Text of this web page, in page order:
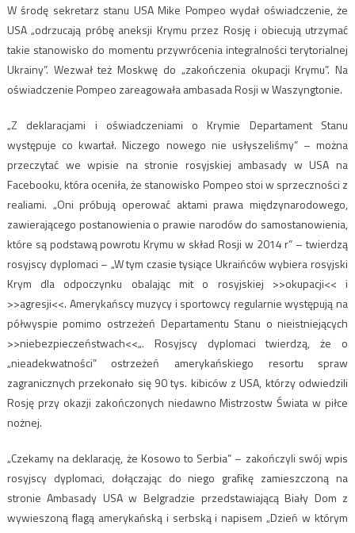
W środę sekretarz stanu USA Mike Pompeo wydał oświadczenie, że
USA „odrzucają próbę aneksji Krymu przez Rosję i obiecują utrzymać
takie stanowisko do momentu przywrócenia integralności terytorialnej
Ukrainy”. Wezwał też Moskwę do „zakończenia okupacji Krymu”. Na
oświadczenie Pompeo zareagowała ambasada Rosji w Waszyngtonie.
„Z deklaracjami i oświadczeniami o Krymie Departament Stanu
występuje co kwartał. Niczego nowego nie usłyszeliśmy” – można
przeczytać we wpisie na stronie rosyjskiej ambasady w USA na
Facebooku, która oceniła, że stanowisko Pompeo stoi w sprzeczności z
realiami. „Oni próbują operować aktami prawa międzynarodowego,
zawierającego postanowienia o prawie narodów do samostanowienia,
które są podstawą powrotu Krymu w skład Rosji w 2014 r” – twierdzą
rosyjscy dyplomaci – „W tym czasie tysiące Ukraińców wybiera rosyjski
Krym dla odpoczynku obalając mit o rosyjskiej >>okupacji<< i
>>agresji<<. Amerykańscy muzycy i sportowcy regularnie występują na
półwyspie pomimo ostrzeżeń Departamentu Stanu o nieistniejących
>>niebezpieczeństwach<<„. Rosyjscy dyplomaci twierdzą, że o
„nieadekwatności” ostrzeżeń amerykańskiego resortu spraw
zagranicznych przekonało się 90 tys. kibiców z USA, którzy odwiedzili
Rosję przy okazji zakończonych niedawno Mistrzostw Świata w piłce
nożnej.
„Czekamy na deklarację, że Kosowo to Serbia” – zakończyli swój wpis
rosyjscy dyplomaci, dołączając do niego grafikę zamieszczoną na
stronie Ambasady USA w Belgradzie przedstawiającą Biały Dom z
wywieszoną flagą amerykańską i serbską i napisem „Dzień w którym